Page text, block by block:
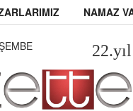
NAMAZ
22.yıl